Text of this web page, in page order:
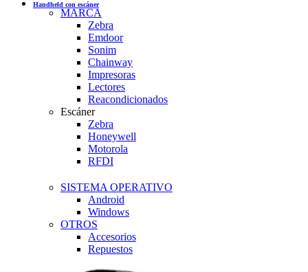
Handheld con escáner
MARCA
Zebra
Emdoor
Sonim
Chainway
Impresoras
Lectores
Reacondicionados
Escáner
Zebra
Honeywell
Motorola
RFDI
SISTEMA OPERATIVO
Android
Windows
OTROS
Accesorios
Repuestos